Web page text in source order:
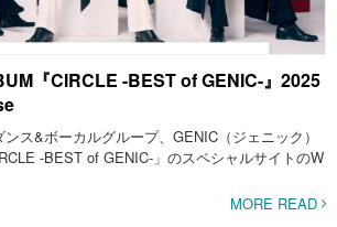
『CIRCLE -BEST of GENIC-』2025
ス&ボーカルグループ、GENIC（ジェニック）
-BEST of GENIC-」のスペシャルサイトのW
MORE READ